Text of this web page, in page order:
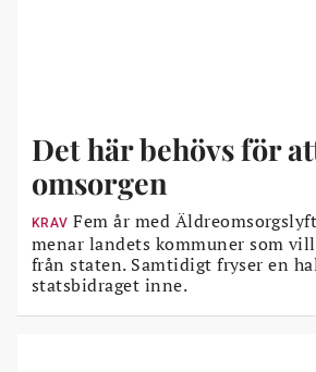
Det här behövs för
omsorgen
KRAV Fem år med
menar landets kommuner som
från staten. Samtidigt fryser en
statsbidraget inne.